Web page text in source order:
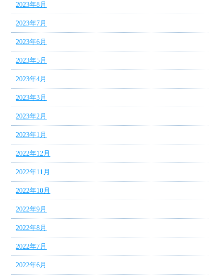
2023年8月
2023年7月
2023年6月
2023年5月
2023年4月
2023年3月
2023年2月
2023年1月
2022年12月
2022年11月
2022年10月
2022年9月
2022年8月
2022年7月
2022年6月